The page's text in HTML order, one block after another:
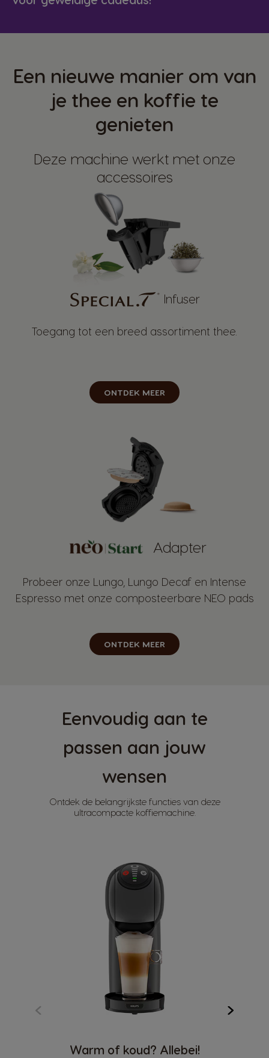
Een nieuwe manier om van
je thee en koffie te
genieten
Deze machine werkt met onze
accessoires
Infuser
Toegang tot een breed assortiment thee.
ONTDEK MEER
Adapter
Probeer onze Lungo, Lungo Decaf en Intense
Espresso met onze composteerbare NEO pads
ONTDEK MEER
Eenvoudig aan te
passen aan jouw
wensen
Ontdek de belangrijkste functies van deze
ultracompacte koffiemachine.
Warm of koud? Allebei!